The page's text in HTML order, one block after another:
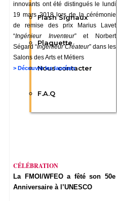
Flash Signaux
Plaquette
Nous contacter
F.A.Q
innovants ont été distingués le lundi
19 mars 2018 lors de la cérémonie
de remise des prix Marius Lavet
“Ingénieur Inventeur” et Norbert
Ségard “Ingénieur Créateur” dans les
Salons des Arts et Métiers
> Découvrir les lauréats
CÉLÉBRATION
La FMOI/WFEO a fêté son 50e
Anniversaire à l’UNESCO